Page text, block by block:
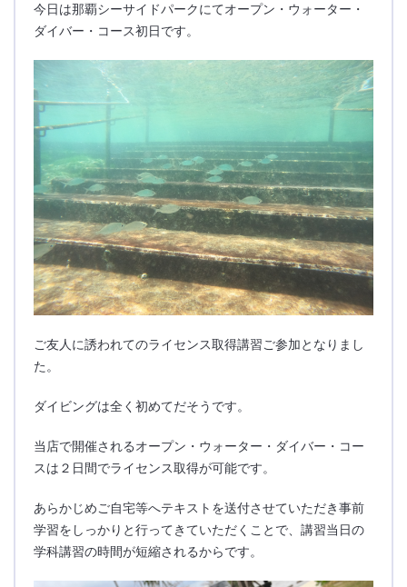
今日は那覇シーサイドパークにてオープン・ウォーター・
ダイバー・コース初日です。
ご友人に誘われてのライセンス取得講習ご参加となりまし
た。
ダイビングは全く初めてだそうです。
当店で開催されるオープン・ウォーター・ダイバー・コー
スは２日間でライセンス取得が可能です。
あらかじめご自宅等へテキストを送付させていただき事前
学習をしっかりと行ってきていただくことで、講習当日の
学科講習の時間が短縮されるからです。